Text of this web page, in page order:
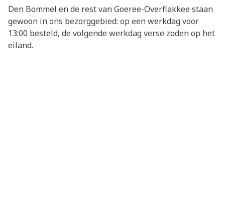
Den Bommel en de rest van Goeree-Overflakkee staan
gewoon in ons bezorggebied: op een werkdag voor
13:00 besteld, de volgende werkdag verse zoden op het
eiland.